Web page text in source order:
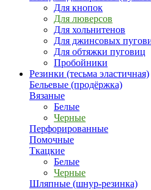
Для кнопок
Для люверсов
Для хольнитенов
Для джинсовых
Для обтяжки пуговиц
Пробойники
Резинки (тесьма эластичная)
Бельевые (продёржка)
Вязаные
Белые
Черные
Перфорированные
Помочные
Ткацкие
Белые
Черные
Шляпные (шнур-резинка)